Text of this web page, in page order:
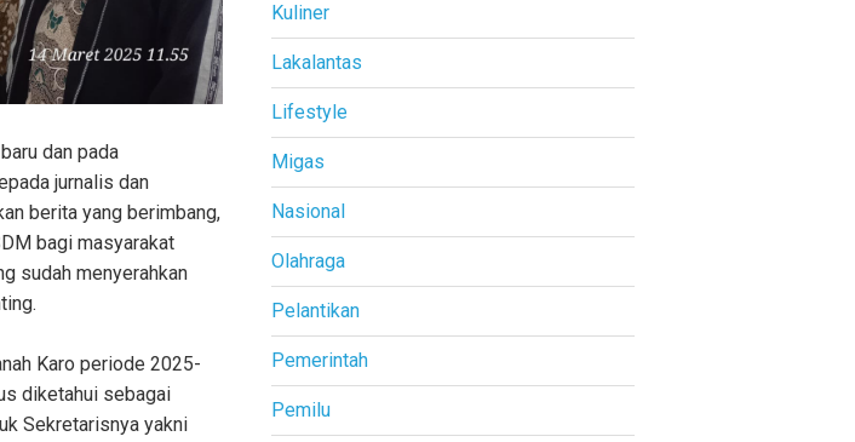
dan pada
jurnalis dan
berita yang berimbang,
bagi masyarakat
sudah menyerahkan
Karo periode 2025-
diketahui sebagai
Sekretarisnya yakni
Kuliner
Lakalantas
Lifestyle
Migas
Nasional
Olahraga
Pelantikan
Pemerintah
Pemilu